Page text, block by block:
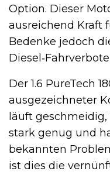
Option. Dieser
ausreichend Kraft
Bedenke jedoch
Der 1.6 PureTech
ausgezeichneter
läuft
stark genug und
bekannten
ist dies die